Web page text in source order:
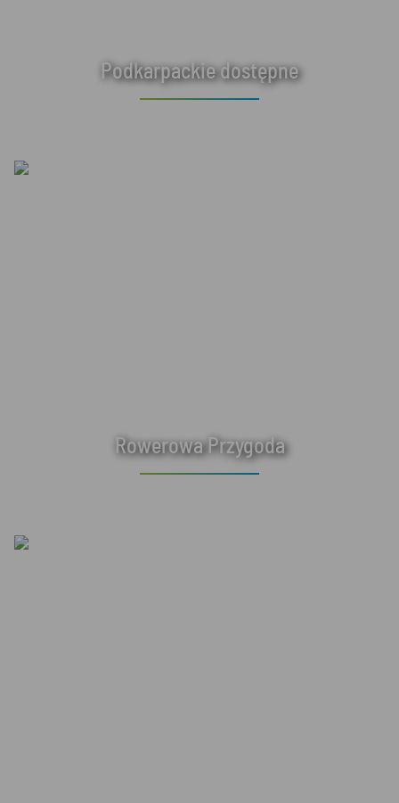
Podkarpackie dostępne
Rowerowa Przygoda